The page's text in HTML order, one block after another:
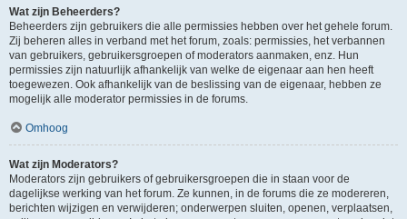
Wat zijn Beheerders?
Beheerders zijn gebruikers die alle permissies hebben over het gehele forum.
Zij beheren alles in verband met het forum, zoals: permissies, het verbannen
van gebruikers, gebruikersgroepen of moderators aanmaken, enz. Hun
permissies zijn natuurlijk afhankelijk van welke de eigenaar aan hen heeft
toegewezen. Ook afhankelijk van de beslissing van de eigenaar, hebben ze
mogelijk alle moderator permissies in de forums.
Omhoog
Wat zijn Moderators?
Moderators zijn gebruikers of gebruikersgroepen die in staan voor de
dagelijkse werking van het forum. Ze kunnen, in de forums die ze modereren,
berichten wijzigen en verwijderen; onderwerpen sluiten, openen, verplaatsen,